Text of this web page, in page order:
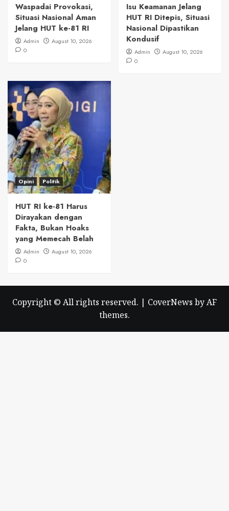
Waspadai Provokasi,
Situasi Nasional Aman
Jelang HUT ke-81 RI
Admin
August 10, 2026
0
Isu Keamanan Jelang
HUT RI Ditepis, Situasi
Nasional Dipastikan
Kondusif
Admin
August 10, 2026
0
Opini Politik
HUT RI ke-81 Harus
Dirayakan dengan
Fakta, Bukan Hoaks
yang Memecah Belah
Admin
August 10, 2026
0
Copyright © All rights reserved. | CoverNews by AF
themes.